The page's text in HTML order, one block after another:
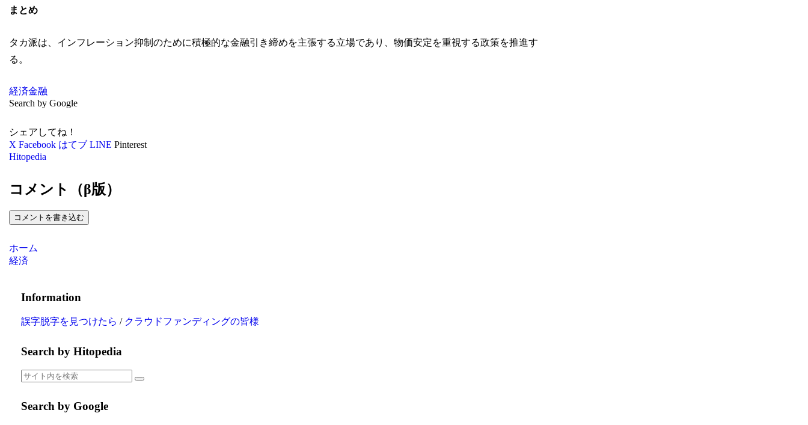
まとめ
タカ派は、インフレーション抑制のために積極的な金融引き締めを主張する立場であり、物価安定を重視する政策を推進す
る。
経済金融
Search by Google
シェアしてね！
X Facebook はてブ LINE Pinterest
Hitopedia
コメント（β版）
コメントを書き込む
ホーム
経済
Information
誤字脱字を見つけたら / クラウドファンディングの皆様
Search by Hitopedia
Search by Google